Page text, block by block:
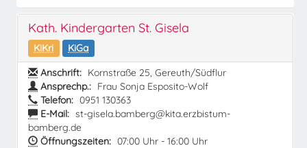
Kath. Kindergarten St. Gisela
KiKri
KiGa
Anschrift: Kornstraße 25, Gereuth/Südflur
Ansprechp.: Frau Sonja Esposito-Wolf
Telefon: 0951 130363
E-Mail: st-gisela.bamberg@kita.erzbistum-
bamberg.de
Öffnungszeiten: 07:00 Uhr - 16:00 Uhr